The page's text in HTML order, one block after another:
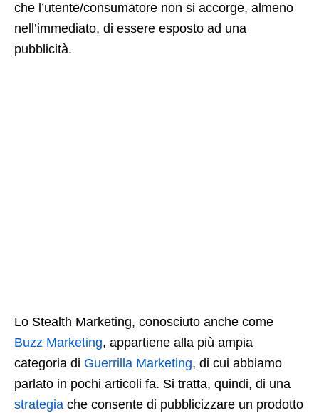
che l’utente/consumatore non si accorge, almeno
nell’immediato, di essere esposto ad una
pubblicità.
Lo Stealth Marketing, conosciuto anche come
Buzz Marketing, appartiene alla più ampia
categoria di Guerrilla Marketing, di cui abbiamo
parlato in pochi articoli fa. Si tratta, quindi, di una
strategia che consente di pubblicizzare un prodotto